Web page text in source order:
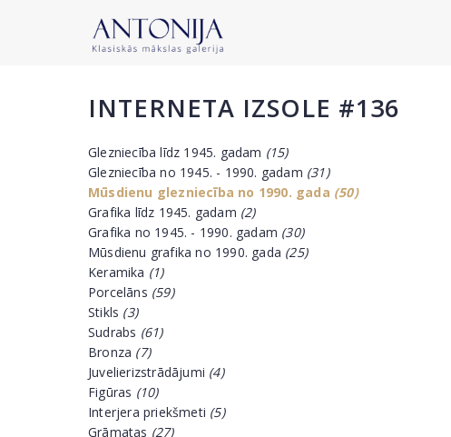
INTERNETA IZSOLE #136
Glezniecība līdz 1945. gadam (15)
Glezniecība no 1945. - 1990. gadam (31)
Mūsdienu glezniecība no 1990. gada (50)
Grafika līdz 1945. gadam (2)
Grafika no 1945. - 1990. gadam (30)
Mūsdienu grafika no 1990. gada (25)
Keramika (1)
Porcelāns (59)
Stikls (3)
Sudrabs (61)
Bronza (7)
Juvelierizstrādājumi (4)
Figūras (10)
Interjera priekšmeti (5)
Grāmatas (27)